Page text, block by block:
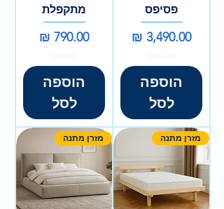
פסיפס
מחיר
הוספה
לסל
מתקפלת
מחיר
הוספה
לסל
מזרן מתנה מזרן מתנה